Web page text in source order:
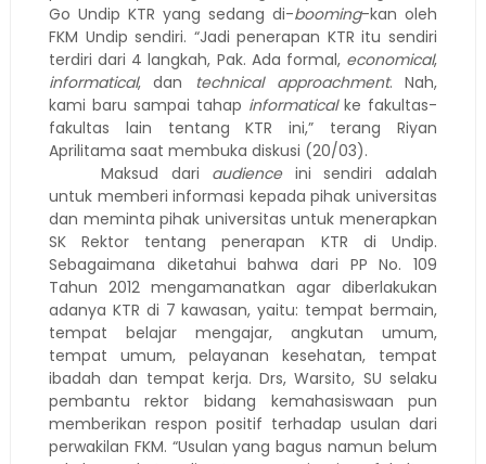
Go Undip KTR yang sedang di-booming-kan oleh
FKM Undip sendiri. “Jadi penerapan KTR itu sendiri
terdiri dari 4 langkah, Pak. Ada formal, economical,
informatical, dan technical approachment. Nah,
kami baru sampai tahap informaticalke fakultas-
fakultas lain tentang KTR ini,” terang Riyan
Aprilitama saat membuka diskusi (20/03).
Maksud dari audienceini sendiri adalah
untuk memberi informasi kepada pihak universitas
dan meminta pihak universitas untuk menerapkan
SK Rektor tentang penerapan KTR di Undip.
Sebagaimana diketahui bahwa dari PP No. 109
Tahun 2012 mengamanatkan agar diberlakukan
adanya KTR di 7 kawasan, yaitu: tempat bermain,
tempat belajar mengajar, angkutan umum,
tempat umum, pelayanan kesehatan, tempat
ibadah dan tempat kerja. Drs, Warsito, SU selaku
pembantu rektor bidang kemahasiswaan pun
memberikan respon positif terhadap usulan dari
perwakilan FKM. “Usulan yang bagus namun belum